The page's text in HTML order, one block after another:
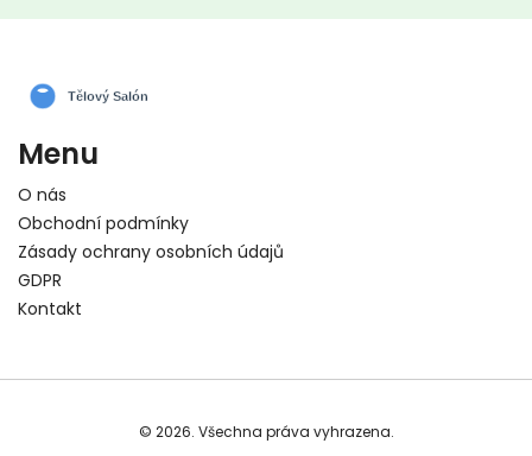
Menu
O nás
Obchodní podmínky
Zásady ochrany osobních údajů
GDPR
Kontakt
© 2026. Všechna práva vyhrazena.